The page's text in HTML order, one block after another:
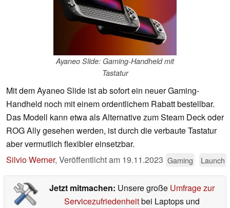
Ayaneo Slide: Gaming-Handheld mit
Tastatur
Mit dem Ayaneo Slide ist ab sofort ein neuer Gaming-
Handheld noch mit einem ordentlichem Rabatt bestellbar.
Das Modell kann etwa als Alternative zum Steam Deck oder
ROG Ally gesehen werden, ist durch die verbaute Tastatur
aber vermutlich flexibler einsetzbar.
Silvio Werner, Veröffentlicht am 19.11.2023 Gaming Launch
Jetzt mitmachen: Unsere große Umfrage zur
Servicezufriedenheitbei Laptops und